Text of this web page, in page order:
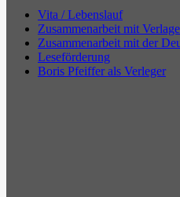
Vita / Lebenslauf
Zusammenarbeit mit
Zusammenarbeit mit der
Leseförderung
Boris Pfeiffer als Verleger